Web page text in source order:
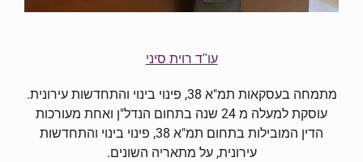
עו"ד רוית סיני
מתמחה בעסקאות תמ"א 38, פינוי בינוי והתחדשות עירונית.
עוסקת למעלה מ 24 שנה בתחום הנדל"ן ואחת מעורכות
הדין המובילות בתחום תמ"א 38, פינוי בינוי והתחדשות
עירונית, על מתאריה השונים.